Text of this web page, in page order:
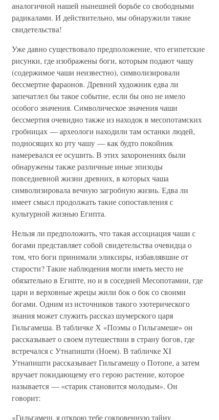
аналогичной нашей нынешней борьбе со свободными
радикалами. И действительно, мы обнаружили такие
свидетельства!
Уже давно существовало предположение, что египетские
рисунки, где изображены боги, которым подают чашу
(содержимое чаши неизвестно), символизировали
бессмертие фараонов. Древний художник едва ли
запечатлел бы такое событие, если бы оно не имело
особого значения. Символическое значения чаши
бессмертия очевидно также из находок в месопотамских
гробницах — археологи находили там останки людей,
подносящих ко рту чашу — как будто покойник
намеревался ее осушить. В этих захоронениях были
обнаружены также различные иные эпизоды
повседневной жизни древних, в которых чаша
символизировала вечную загробную жизнь. Едва ли
имеет смысл продолжать такие сопоставления с
культурной жизнью Египта.
Нельзя ли предположить, что такая ассоциация чаши с
богами представляет собой свидетельства очевидца о
том, что боги принимали эликсиры, избавлявшие от
старости? Такие наблюдения могли иметь место не
обязательно в Египте, но и в соседней Месопотамии, где
цари и верховные жрецы жили бок о бок со своими
богами. Одним из источников такого эзотерического
знания может служить рассказ шумерского царя
Гильгамеша. В табличке Х «Поэмы о Гильгамеше» он
рассказывает о своем путешествии в страну богов, где
встречался с Утнапишти (Ноем). В табличке XI
Утнапишти рассказывает Гильгамешу о Потопе, а затем
вручает покидающему его герою растение, которое
называется — «старик становится молодым». Он
говорит:
«Гильгамеш, я открою тебе сокровенную тайну,